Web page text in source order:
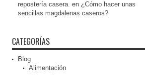
repostería casera. en ¿Cómo hacer unas
sencillas magdalenas caseros?
CATEGORÍAS
Blog
Alimentación